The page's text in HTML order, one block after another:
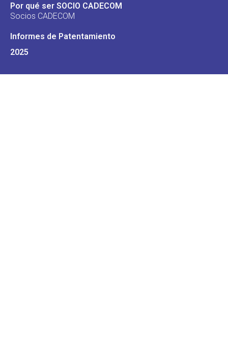
Por qué ser SOCIO CADECOM
Socios CADECOM
Informes de Patentamiento
2025